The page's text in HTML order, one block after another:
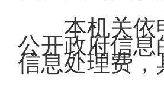
本机关依
公开政府信
信息处理费